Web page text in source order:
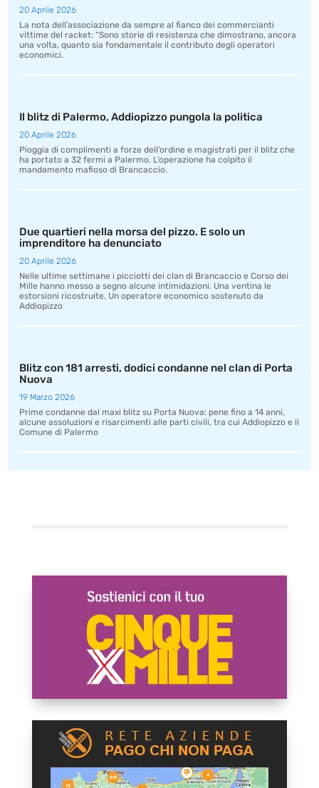
20 Aprile 2026
La nota dell’associazione da sempre al fianco dei commercianti
vittime del racket: “Sono storie di resistenza che dimostrano, ancora
una volta, quanto sia fondamentale il contributo degli operatori
economici.
Il blitz di Palermo, Addiopizzo pungola la politica
20 Aprile 2026
Pioggia di complimenti a forze dell’ordine e magistrati per il blitz che
ha portato a 32 fermi a Palermo. L’operazione ha colpito il
mandamento mafioso di Brancaccio.
Due quartieri nella morsa del pizzo. E solo un
imprenditore ha denunciato
20 Aprile 2026
Nelle ultime settimane i picciotti dei clan di Brancaccio e Corso dei
Mille hanno messo a segno alcune intimidazioni. Una ventina le
estorsioni ricostruite. Un operatore economico sostenuto da
Addiopizzo
Blitz con 181 arresti, dodici condanne nel clan di Porta
Nuova
19 Marzo 2026
Prime condanne dal maxi blitz su Porta Nuova: pene fino a 14 anni,
alcune assoluzioni e risarcimenti alle parti civili, tra cui Addiopizzo e il
Comune di Palermo